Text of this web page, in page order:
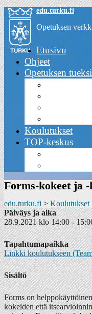
Skip
to
content
edu.turku.fi
Opetuksen
Valikko
Etusivu
Ohjeet
Opetuksen tueksi
Koulutukset
TOP-keskus
Forms-kokeet ja
edu.turku.fi > Koulutukset
Päiväys ja aika
28.9.2021 klo 14:00 -
Tapahtumapaikka
Linkki koulutukseen
Sisältö
Forms on
kokeiden että